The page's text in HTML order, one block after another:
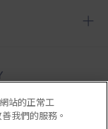
政策
站的正常工
我們的服務。